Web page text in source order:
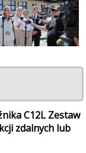
C12L Zestaw
zdalnych lub